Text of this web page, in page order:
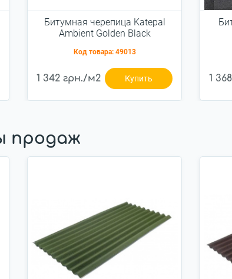
Битумная черепица Katepal
Ambient Golden Black
Код товара: 49013
1 342 грн./м2 Купить 1
продаж